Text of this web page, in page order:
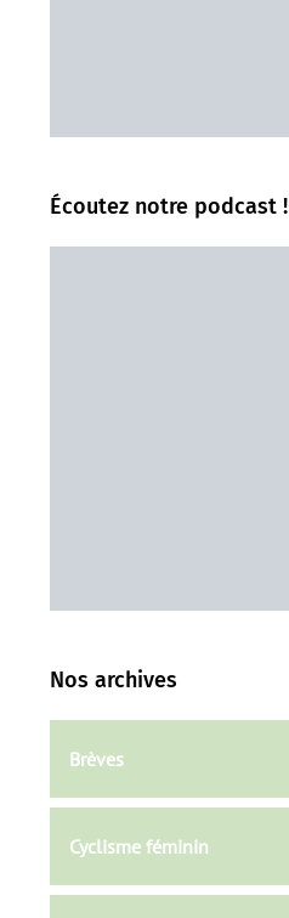
Écoutez notre podcast !
Nos archives
Brèves
Cyclisme féminin